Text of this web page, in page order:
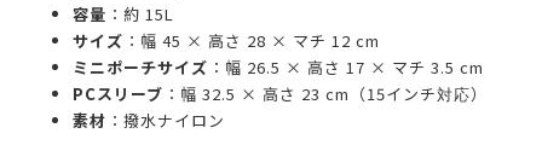
容量 ：約 15L
サイズ ：幅 45 × 高さ 28 × マチ 12 cm
ミニポーチサイズ ：幅 26.5 × 高さ 17 × マチ 3.5 cm
PCスリーブ ：幅 32.5 × 高さ 23 cm（15インチ対応）
素材 ：撥水ナイロン